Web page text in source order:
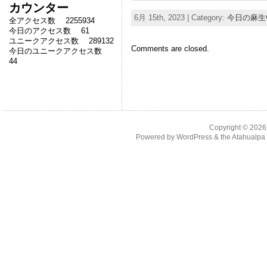
カウンター
全アクセス数 2255934
今日のアクセス数 61
ユニークアクセス数 289132
今日のユニークアクセス数
44
6月 15th, 2023 | Category: 今日の麻
Comments are closed.
Copyright ©
Powered by WordPress& the Atahualpa